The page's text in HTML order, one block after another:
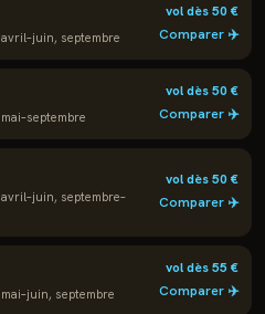
avril–juin, septembre
vol dès50€
Comparer ✈️
mai–septembre
vol dès50€
Comparer ✈️
avril–juin, septembre–
vol dès50€
Comparer ✈️
mai–juin, septembre
vol dès55 €
Comparer ✈️